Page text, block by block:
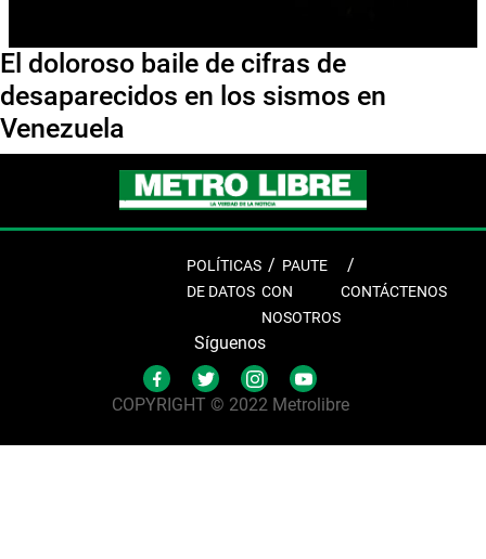
El doloroso baile de cifras de
desaparecidos en los sismos en
Venezuela
POLÍTICAS
DE DATOS
PAUTE
CON
NOSOTROS
CONTÁCTENOS
Síguenos
COPYRIGHT © 2022 Metrolibre